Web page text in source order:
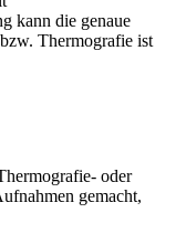
kann die genaue
Thermografie ist
oder
gemacht,